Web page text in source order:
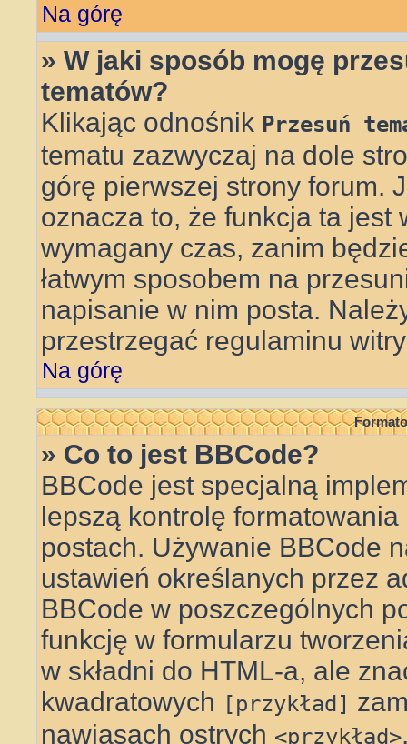
Na górę
» W jaki sposób mogę
tematów?
Klikając odnośnik Przesuń
tematu zazwyczaj na dole
górę pierwszej strony forum.
oznacza to, że funkcja ta jest
wymagany czas, zanim
łatwym sposobem na
napisanie w nim posta.
przestrzegać regulaminu
Na górę
» Co to jest BBCode?
BBCode jest specjalną
lepszą kontrolę
postach. Używanie BBCode
ustawień określanych przez
BBCode w poszczególnych
funkcję w formularzu
w składni do HTML-a, ale
kwadratowych
[przykład]
nawiasach ostrych <przykład>